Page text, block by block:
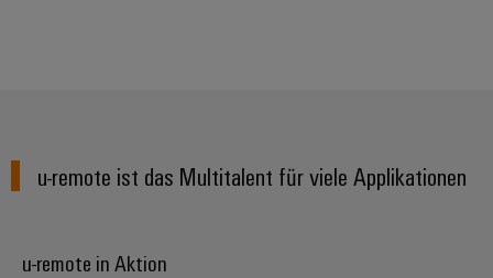
u-remote ist das Multitalent für viele Applikationen
u-remote in Aktion